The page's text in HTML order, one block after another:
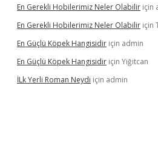
En Gerekli Hobilerimiz Neler Olabilir için
En Gerekli Hobilerimiz Neler Olabilir için
En Güçlü Köpek Hangisidir için admin
En Güçlü Köpek Hangisidir için Yiğitcan
İLk Yerli Roman Neydi için admin